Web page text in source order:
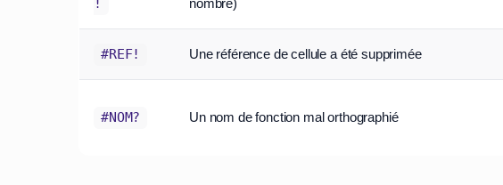
!
nombre)
#REF! Une référence de cellule a été supprimée
#NOM? Un nom de fonction mal orthographié